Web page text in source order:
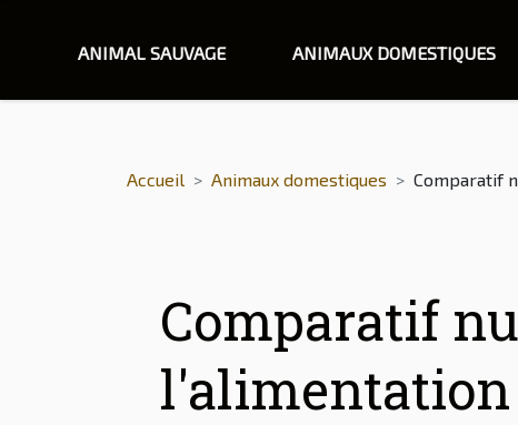
ANIMAL SAUVAGE ANIMAUX DOMESTIQUES
Accueil Animaux domestiques Comparatif
Comparatif